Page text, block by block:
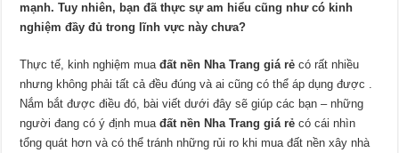
mạnh. Tuy nhiên, bạn đã thực sự am hiểu cũng như có kinh
nghiệm đầy đủ trong lĩnh vực này chưa?
Thực tế, kinh nghiệm muađất nền Nha Trang giá rẻ có rất nhiều
nhưng không phải tất cả đều đúng và ai cũng có thể áp dụng được .
Nắm bắt được điều đó, bài viết dưới đây sẽ giúp các bạn – những
người đang có ý định muađất nền Nha Trang giá rẻ có cái nhìn
tổng quát hơn và có thể tránh những rủi ro khi mua đất nền xây nhà